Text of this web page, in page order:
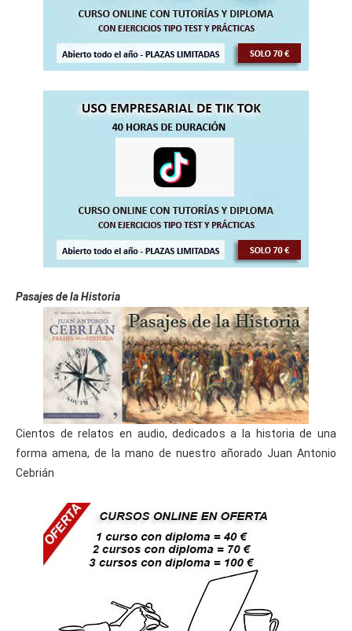
Pasajes de la Historia
Cientos de relatos en audio, dedicados a la historia de una
forma amena, de la mano de nuestro añorado Juan Antonio
Cebrián